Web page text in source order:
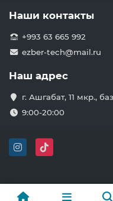
Наши контакты
+993 63 665 992
ezber-tech@mail.ru
Наш адрес
г. Ашгабат, 11 мкр.,
9:00-20:00